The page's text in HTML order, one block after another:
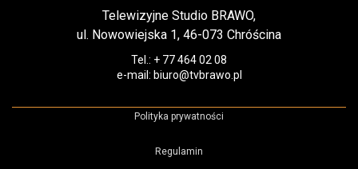
Telewizyjne Studio BRAWO,
ul. Nowowiejska 1, 46-073 Chróścina
Tel.: + 77 464 02 08
e-mail: biuro@tvbrawo.pl
Polityka prywatności
Regulamin